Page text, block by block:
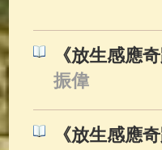
《放生感應
振偉
《放生感應